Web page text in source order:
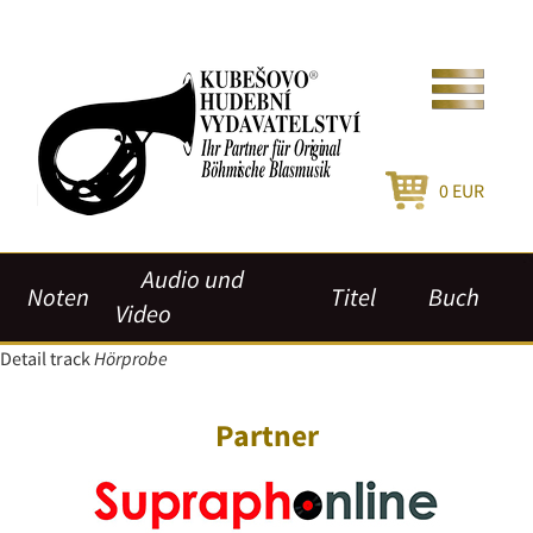
0 EUR
Noten
Audio und
Video
Titel Buch
Detail trackHörprobe
Partner